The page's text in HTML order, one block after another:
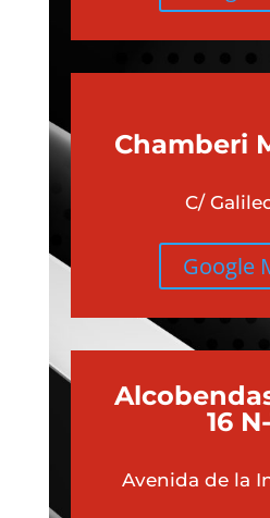
Chamberi
C/
Google
16
Avenida de la